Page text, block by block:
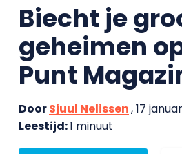
Biecht je
geheimen
Punt
DoorSjuul Nelissen, 17
Leestijd:1 minuut